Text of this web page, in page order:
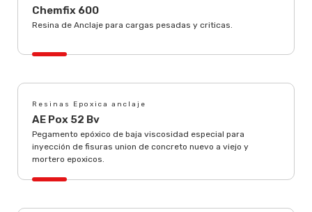
Chemfix 600
Resina de Anclaje para cargas pesadas y criticas.
Resinas Epoxica anclaje
AE Pox 52 Bv
Pegamento epóxico de baja viscosidad especial para
inyección de fisuras union de concreto nuevo a viejo y
mortero epoxicos.